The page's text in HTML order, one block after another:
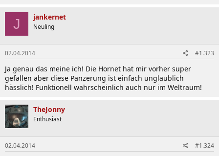
J jankernet
Neuling
02.04.2014 #1.323
Ja genau das meine ich! Die Hornet hat mir vorher super
gefallen aber diese Panzerung ist einfach unglaublich
hässlich! Funktionell wahrscheinlich auch nur im Weltraum!
TheJonny
Enthusiast
02.04.2014 #1.324